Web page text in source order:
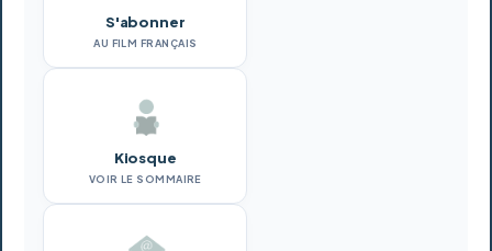
S'abonner
AU FILM FRANÇAIS
Kiosque
VOIR LE SOMMAIRE